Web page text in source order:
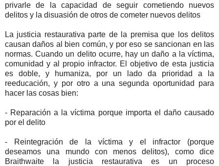
privarle de la capacidad de seguir cometiendo nuevos
delitos y la disuasión de otros de cometer nuevos delitos
La justicia restaurativa parte de la premisa que los delitos
causan daños al bien común, y por eso se sancionan en las
normas. Cuando un delito ocurre, hay un daño a la víctima,
comunidad y al propio infractor. El objetivo de esta justicia
es doble, y humaniza, por un lado da prioridad a la
reeducación, y por otro a una segunda oportunidad para
hacer las cosas bien:
- Reparación a la víctima porque importa el daño causado
por el delito
- Reintegración de la víctima y el infractor (porque
deseamos una mundo con menos delitos), como dice
Braithwaite la justicia restaurativa es un proceso